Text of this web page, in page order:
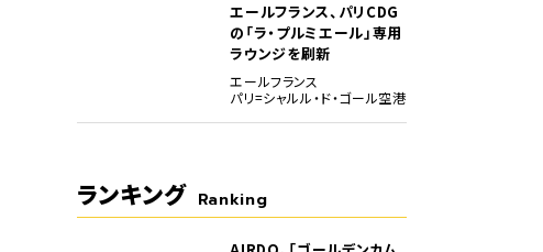
エールフランス、パリCDG
の「ラ・プルミエール」専用
ラウンジを刷新
エールフランス
パリ=シャルル・ド・ゴール空港
ランキング Ranking